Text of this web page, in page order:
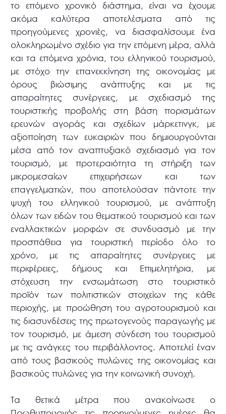
το επόμενο χρονικό διάστημα, είναι να έχουμε
ακόμα καλύτερα αποτελέσματα από τις
προηγούμενες χρονιές, να διασφαλίσουμε ένα
ολοκληρωμένο σχέδιο για την επόμενη μέρα, αλλά
και τα επόμενα χρόνια, του ελληνικού τουρισμού,
με στόχο την επανεκκίνηση της οικονομίας με
όρους βιώσιμης ανάπτυξης και με τις
απαραίτητες συνέργειες, με σχεδιασμό της
τουριστικής προβολής στη βάση πορισμάτων
ερευνών αγοράς και σχεδίων μάρκετινγκ, με
αξιοποίηση των ευκαιριών που δημιουργούνται
μέσα από τον αναπτυξιακό σχεδιασμό για τον
τουρισμό, με προτεραιότητα τη στήριξη των
μικρομεσαίων επιχειρήσεων και των
επαγγελματιών, που αποτελούσαν πάντοτε την
ψυχή του ελληνικού τουρισμού, με ανάπτυξη
όλων των ειδών του θεματικού τουρισμού και των
εναλλακτικών μορφών σε συνδυασμό με την
προσπάθεια για τουριστική περίοδο όλο το
χρόνο, με τις απαραίτητες συνέργειες με
περιφέρειες, δήμους και Επιμελητήρια, με
στόχευση την ενσωμάτωση στο τουριστικό
προϊόν των πολιτιστικών στοιχείων της κάθε
περιοχής, με προώθηση του αγροτουρισμού και
τις διασυνδέσεις της πρωτογενούς παραγωγής με
τον τουρισμό, με άμεση σύνδεση του τουρισμού
με τις ανάγκες του περιβάλλοντος. Αποτελεί έναν
από τους βασικούς πυλώνες της οικονομίας και
βασικούς πυλώνες για την κοινωνική συνοχή.
Τα θετικά μέτρα που ανακοίνωσε ο